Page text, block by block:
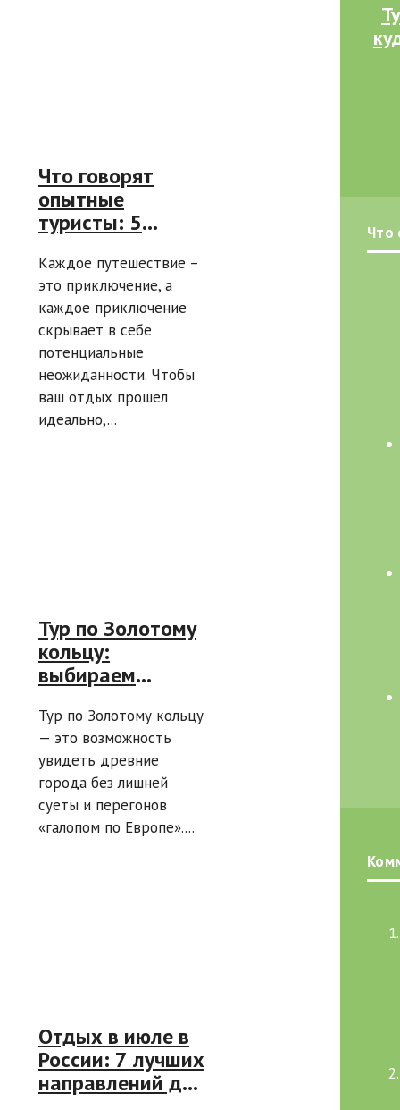
Что говорят
опытные
туристы: 5
путешественника,
которые спасают
в поездках
Каждое путешествие –
это приключение, а
каждое приключение
скрывает в себе
потенциальные
неожиданности. Чтобы
ваш отдых прошел
идеально,...
Тур по Золотому
кольцу:
выбираем
транспорта —
теплоход,
автобус или
поезд
Тур по Золотому кольцу
— это возможность
увидеть древние
города без лишней
суеты и перегонов
«галопом по Европе»....
Отдых в июле в
России: 7 лучших
направлений для
Что